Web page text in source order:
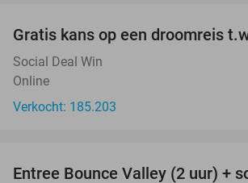
Gratis kans op een droomreis
Social Deal Win
Online
Verkocht: 185.203
Entree Bounce Valley (2 uur) +